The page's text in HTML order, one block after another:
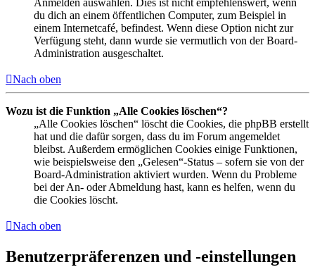
Anmelden auswählen. Dies ist nicht empfehlenswert, wenn
du dich an einem öffentlichen Computer, zum Beispiel in
einem Internetcafé, befindest. Wenn diese Option nicht zur
Verfügung steht, dann wurde sie vermutlich von der Board-
Administration ausgeschaltet.
Nach oben
Wozu ist die Funktion „Alle Cookies löschen“?
„Alle Cookies löschen“ löscht die Cookies, die phpBB erstellt
hat und die dafür sorgen, dass du im Forum angemeldet
bleibst. Außerdem ermöglichen Cookies einige Funktionen,
wie beispielsweise den „Gelesen“-Status – sofern sie von der
Board-Administration aktiviert wurden. Wenn du Probleme
bei der An- oder Abmeldung hast, kann es helfen, wenn du
die Cookies löscht.
Nach oben
Benutzerpräferenzen und -einstellungen